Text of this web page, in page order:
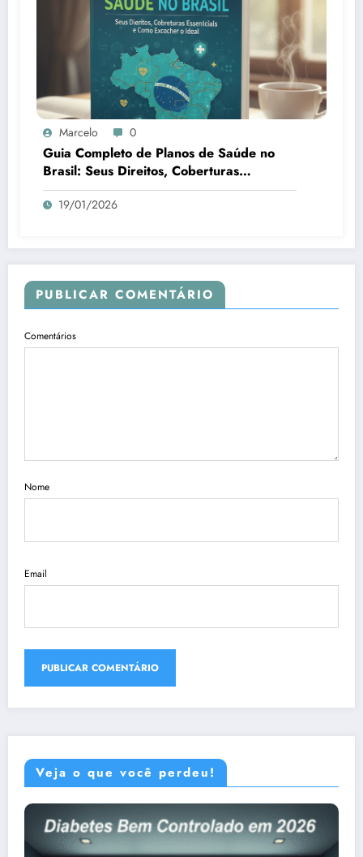
Marcelo 0
Guia Completo de Planos de Saúde no
Brasil: Seus Direitos, Coberturas
Essenciais e Como Escolher o Ideal
19/01/2026
PUBLICAR COMENTÁRIO
Comentários
Nome
Email
Veja o que você perdeu!